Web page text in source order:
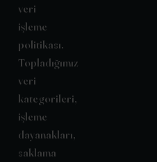
veri
işleme
politikası.
Topladığımız
veri
kategorileri,
işleme
dayanakları,
saklama